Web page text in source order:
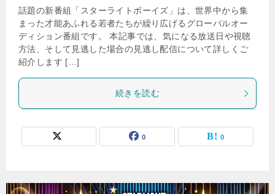
話題の新番組「スターライトボーイズ」は、世界中から集
まった才能あふれる若者たちが繰り広げるグローバルオー
ディション番組です。 本記事では、気になる放送日や視聴
方法、そして見逃した場合の見逃し配信について詳しくご
紹介します […]
続きを読む
0 0